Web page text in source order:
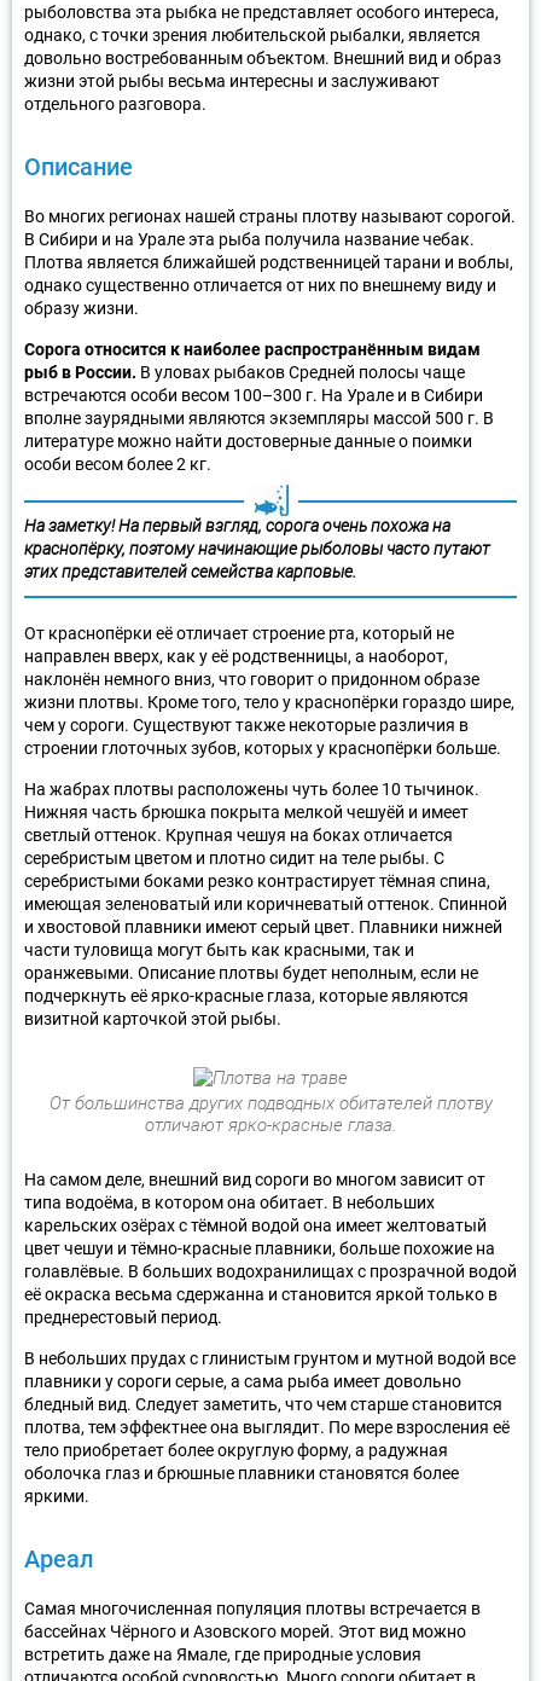
рыболовства эта рыбка не представляет особого интереса,
однако, с точки зрения любительской рыбалки, является
довольно востребованным объектом. Внешний вид и образ
жизни этой рыбы весьма интересны и заслуживают
отдельного разговора.
Описание
Во многих регионах нашей страны плотву называют сорогой.
В Сибири и на Урале эта рыба получила название чебак.
Плотва является ближайшей родственницей тарани и воблы,
однако существенно отличается от них по внешнему виду и
образу жизни.
Сорога относится к наиболее распространённым видам
рыб в России. В уловах рыбаков Средней полосы чаще
встречаются особи весом 100–300 г. На Урале и в Сибири
вполне заурядными являются экземпляры массой 500 г. В
литературе можно найти достоверные данные о поимки
особи весом более 2 кг.
На заметку! На первый взгляд, сорога очень похожа на
краснопёрку, поэтому начинающие рыболовы часто путают
этих представителей семейства карповые.
От краснопёрки её отличает строение рта, который не
направлен вверх, как у её родственницы, а наоборот,
наклонён немного вниз, что говорит о придонном образе
жизни плотвы. Кроме того, тело у краснопёрки гораздо шире,
чем у сороги. Существуют также некоторые различия в
строении глоточных зубов, которых у краснопёрки больше.
На жабрах плотвы расположены чуть более 10 тычинок.
Нижняя часть брюшка покрыта мелкой чешуёй и имеет
светлый оттенок. Крупная чешуя на боках отличается
серебристым цветом и плотно сидит на теле рыбы. С
серебристыми боками резко контрастирует тёмная спина,
имеющая зеленоватый или коричневатый оттенок. Спинной
и хвостовой плавники имеют серый цвет. Плавники нижней
части туловища могут быть как красными, так и
оранжевыми. Описание плотвы будет неполным, если не
подчеркнуть её ярко-красные глаза, которые являются
визитной карточкой этой рыбы.
От большинства других подводных обитателей плотву
отличают ярко-красные глаза.
На самом деле, внешний вид сороги во многом зависит от
типа водоёма, в котором она обитает. В небольших
карельских озёрах с тёмной водой она имеет желтоватый
цвет чешуи и тёмно-красные плавники, больше похожие на
голавлёвые. В больших водохранилищах с прозрачной водой
её окраска весьма сдержанна и становится яркой только в
преднерестовый период.
В небольших прудах с глинистым грунтом и мутной водой все
плавники у сороги серые, а сама рыба имеет довольно
бледный вид. Следует заметить, что чем старше становится
плотва, тем эффектнее она выглядит. По мере взросления её
тело приобретает более округлую форму, а радужная
оболочка глаз и брюшные плавники становятся более
яркими.
Ареал
Самая многочисленная популяция плотвы встречается в
бассейнах Чёрного и Азовского морей. Этот вид можно
встретить даже на Ямале, где природные условия
отличаются особой суровостью. Много сороги обитает в